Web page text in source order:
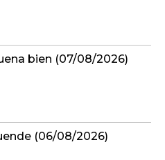
bien (07/08/2026)
(06/08/2026)